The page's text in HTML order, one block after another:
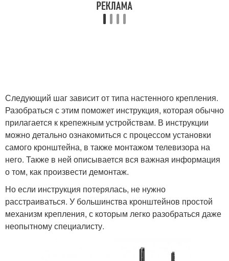
Следующий шаг зависит от типа настенного крепления.
Разобраться с этим поможет инструкция, которая обычно
прилагается к крепежным устройствам. В инструкции
можно детально ознакомиться с процессом установки
самого кронштейна, в также монтажом телевизора на
него. Также в ней описывается вся важная информация
о том, как произвести демонтаж.
Но если инструкция потерялась, не нужно
расстраиваться. У большинства кронштейнов простой
механизм крепления, с которым легко разобраться даже
неопытному специалисту.